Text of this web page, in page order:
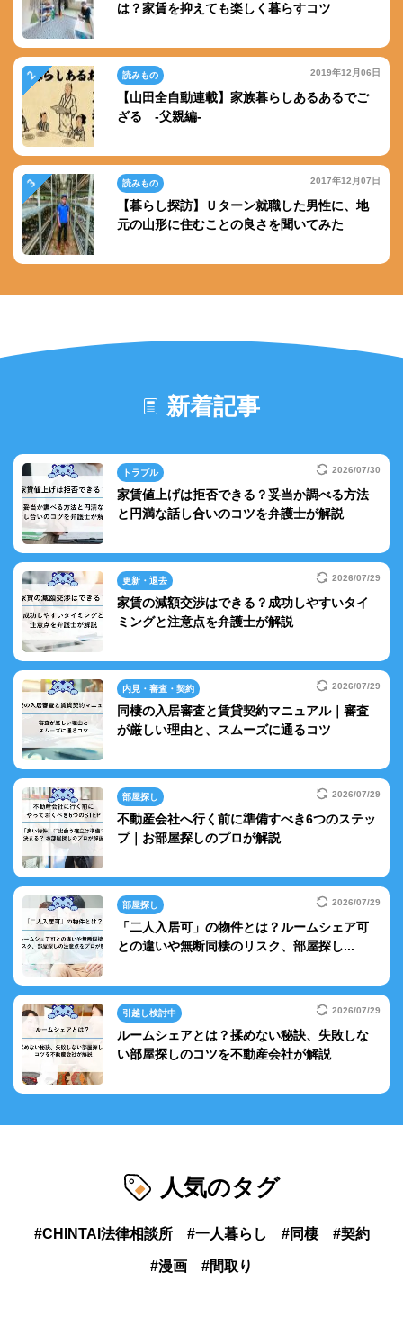
は？家賃を抑えても楽しく暮らすコツ
読みもの 2019年12月06日
【山田全自動連載】家族暮らしあるあるでご
ざる -父親編-
読みもの 2017年12月07日
【暮らし探訪】Ｕターン就職した男性に、地
元の山形に住むことの良さを聞いてみた
新着記事
トラブル 2026/07/30
家賃値上げは拒否できる？妥当か調べる方法
と円満な話し合いのコツを弁護士が解説
更新・退去 2026/07/29
家賃の減額交渉はできる？成功しやすいタイ
ミングと注意点を弁護士が解説
内見・審査・契約 2026/07/29
同棲の入居審査と賃貸契約マニュアル｜審査
が厳しい理由と、スムーズに通るコツ
部屋探し 2026/07/29
不動産会社へ行く前に準備すべき6つのステッ
プ｜お部屋探しのプロが解説
部屋探し 2026/07/29
「二人入居可」の物件とは？ルームシェア可
との違いや無断同棲のリスク、部屋探し...
引越し検討中 2026/07/29
ルームシェアとは？揉めない秘訣、失敗しな
い部屋探しのコツを不動産会社が解説
人気のタグ
CHINTAI法律相談所 一人暮らし 同棲 契約
漫画 間取り